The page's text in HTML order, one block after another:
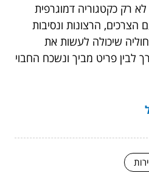
רק כקטגוריה דמוגרפית
הצרכים, הרצונות ונסיבות
שיכולה לעשות את
לבין פריט מביך ונשכח החבוי